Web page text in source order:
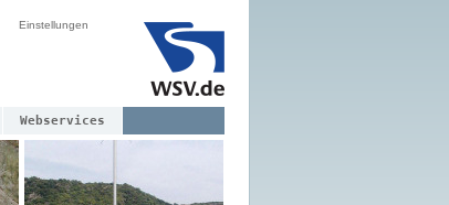
Einstellungen
Webservices